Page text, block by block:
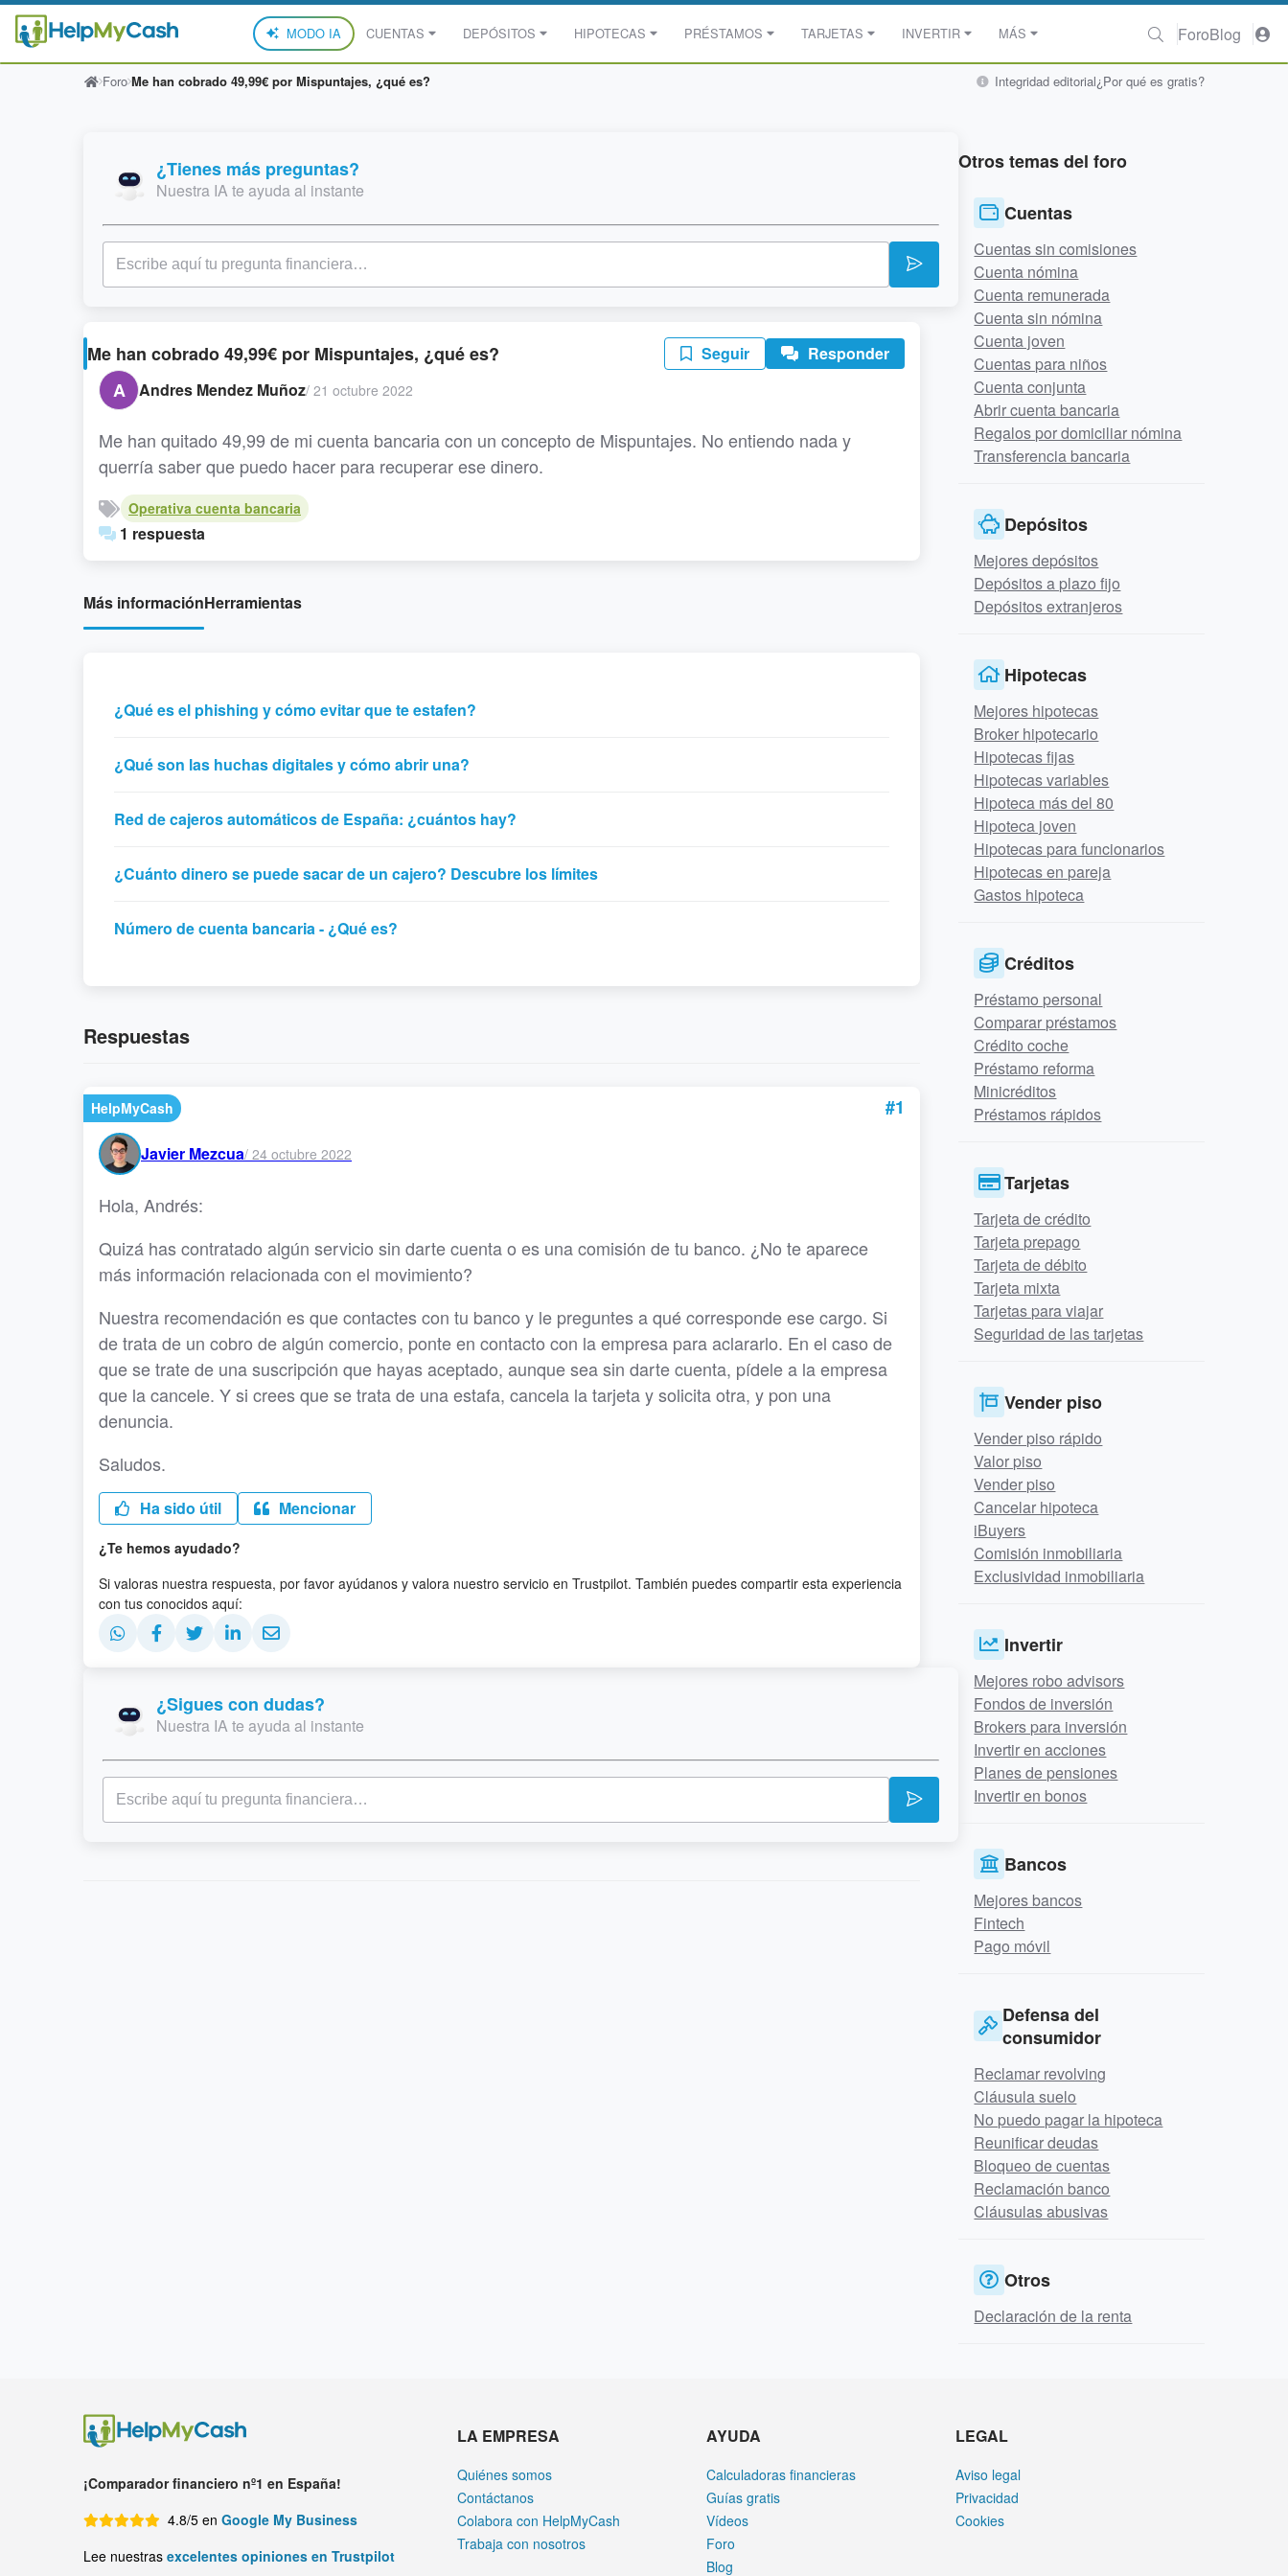
MODO IA CUENTAS DEPÓSITOS HIPOTECAS PRÉSTAMOS TARJETAS INVERTIR MÁS ForoBlog
Integridad editorial¿Por qué es gratis?
Foro Me han cobrado 49,99€ por Mispuntajes, ¿qué es?
¿Tienes más preguntas?
Nuestra IA te ayuda al instante
Me han cobrado 49,99€ por Mispuntajes, ¿qué es? Seguir Responder
A Andres Mendez Muñoz/ 21 octubre 2022
Me han quitado 49,99 de mi cuenta bancaria con un concepto de Mispuntajes. No entiendo nada y
querría saber que puedo hacer para recuperar ese dinero.
Operativa cuenta bancaria
1 respuesta
Más informaciónHerramientas
¿Qué es el phishing y cómo evitar que te estafen?
¿Qué son las huchas digitales y cómo abrir una?
Red de cajeros automáticos de España: ¿cuántos hay?
¿Cuánto dinero se puede sacar de un cajero? Descubre los límites
Número de cuenta bancaria - ¿Qué es?
Respuestas
HelpMyCash #1
Javier Mezcua/ 24 octubre 2022
Hola, Andrés:
Quizá has contratado algún servicio sin darte cuenta o es una comisión de tu banco. ¿No te aparece
más información relacionada con el movimiento?
Nuestra recomendación es que contactes con tu banco y le preguntes a qué corresponde ese cargo. Si
de trata de un cobro de algún comercio, ponte en contacto con la empresa para aclararlo. En el caso de
que se trate de una suscripción que hayas aceptado, aunque sea sin darte cuenta, pídele a la empresa
que la cancele. Y si crees que se trata de una estafa, cancela la tarjeta y solicita otra, y pon una
denuncia.
Saludos.
Ha sido útil Mencionar
¿Te hemos ayudado?
Si valoras nuestra respuesta, por favor ayúdanos y valora nuestro servicio en Trustpilot. También puedes compartir esta experiencia
con tus conocidos aquí:
¿Sigues con dudas?
Nuestra IA te ayuda al instante
Otros temas del foro
Cuentas
Cuentas sin comisiones
Cuenta nómina
Cuenta remunerada
Cuenta sin nómina
Cuenta joven
Cuentas para niños
Cuenta conjunta
Abrir cuenta bancaria
Regalos por domiciliar nómina
Transferencia bancaria
Depósitos
Mejores depósitos
Depósitos a plazo fijo
Depósitos extranjeros
Hipotecas
Mejores hipotecas
Broker hipotecario
Hipotecas fijas
Hipotecas variables
Hipoteca más del 80
Hipoteca joven
Hipotecas para funcionarios
Hipotecas en pareja
Gastos hipoteca
Créditos
Préstamo personal
Comparar préstamos
Crédito coche
Préstamo reforma
Minicréditos
Préstamos rápidos
Tarjetas
Tarjeta de crédito
Tarjeta prepago
Tarjeta de débito
Tarjeta mixta
Tarjetas para viajar
Seguridad de las tarjetas
Vender piso
Vender piso rápido
Valor piso
Vender piso
Cancelar hipoteca
iBuyers
Comisión inmobiliaria
Exclusividad inmobiliaria
Invertir
Mejores robo advisors
Fondos de inversión
Brokers para inversión
Invertir en acciones
Planes de pensiones
Invertir en bonos
Bancos
Mejores bancos
Fintech
Pago móvil
Defensa del
consumidor
Reclamar revolving
Cláusula suelo
No puedo pagar la hipoteca
Reunificar deudas
Bloqueo de cuentas
Reclamación banco
Cláusulas abusivas
Otros
Declaración de la renta
¡Comparador financiero nº1 en España!
4.8/5 en Google My Business
Lee nuestras excelentes opiniones en Trustpilot
LA EMPRESA
Quiénes somos
Contáctanos
Colabora con HelpMyCash
Trabaja con nosotros
AYUDA
Calculadoras financieras
Guías gratis
Vídeos
Foro
Blog
LEGAL
Aviso legal
Privacidad
Cookies